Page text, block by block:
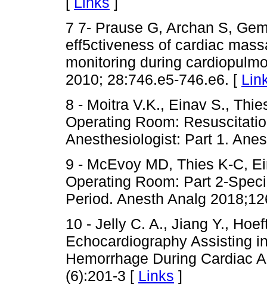
7 7- Prause G, Archan S,
eff5ctiveness of cardiac
monitoring during
2010; 28:746.e5-746.e6. [
8 - Moitra V.K., Einav S.,
Operating Room:
Anesthesiologist: Part 1.
9 - McEvoy MD, Thies K-C,
Operating Room: Part 2-
Period. Anesth Analg
10 - Jelly C. A., Jiang Y.,
Echocardiography Assisting
Hemorrhage During Cardiac
(6):201-3 [ Links ]